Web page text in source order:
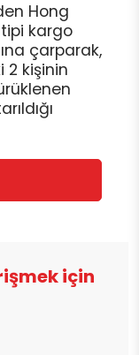
Hong
kargo
çarparak,
2 kişinin
için